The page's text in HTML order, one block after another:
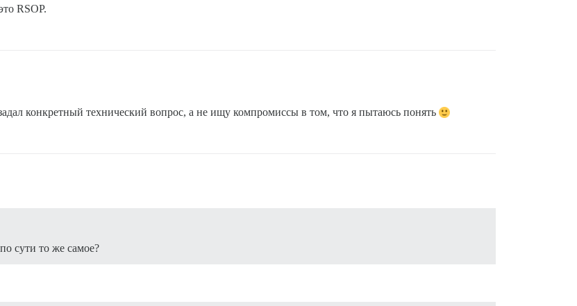
RSOP.
конкретный технический вопрос, а не ищу компромиссы в том, что я пытаюсь понять
сути то же самое?